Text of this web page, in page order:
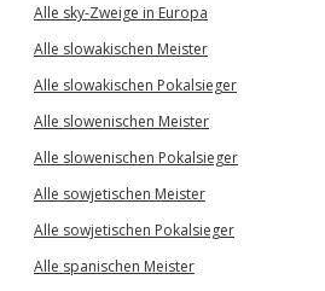
Alle sky-Zweige in Europa
Alle slowakischen Meister
Alle slowakischen Pokalsieger
Alle slowenischen Meister
Alle slowenischen Pokalsieger
Alle sowjetischen Meister
Alle sowjetischen Pokalsieger
Alle spanischen Meister